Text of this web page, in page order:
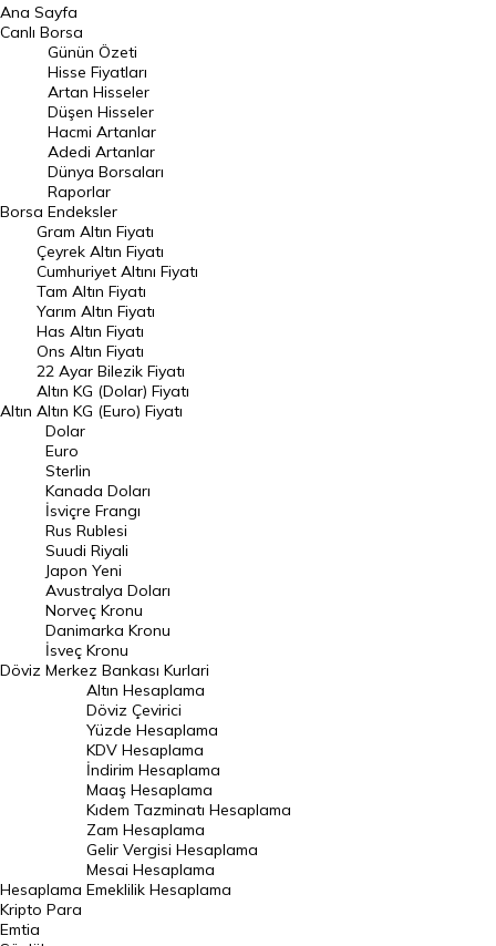
BIST 100 Hisseleri
En Çok Artan Hisseler
En Çok Düşen Hisseler
Hacmi Artanlar
Geçmiş Kapanışlar
Dünya Borsaları
Raporlar
Endeksler
DÖVİZ
Döviz Kuru
Dolar Kuru
Euro Kuru
Pound Kuru
Frank Kuru
Riyal Kuru
Avustralya Doları
Danimarka Kronu Kuru
Kanada Doları Kuru
Norveç Kronu Kuru
İsveç Kronu Kuru
Japon Yeni Kuru
Serbest Piyasa Döviz Kurları
Merkez Bankası Döviz Kurları
Altın Fiyatları
Gram Altın Fiyatı
Ana Sayfa
Canlı Borsa
Borsa
Günün Özeti
Hisse Fiyatları
Artan Hisseler
Düşen Hisseler
Hacmi Artanlar
Adedi Artanlar
Dünya Borsaları
Raporlar
Endeksler
Altın
Gram Altın Fiyatı
Çeyrek Altın Fiyatı
Cumhuriyet Altını Fiyatı
Tam Altın Fiyatı
Yarım Altın Fiyatı
Has Altın Fiyatı
Ons Altın Fiyatı
22 Ayar Bilezik Fiyatı
Altın KG (Dolar) Fiyatı
Altın KG (Euro) Fiyatı
Döviz
Dolar
Euro
Sterlin
Kanada Doları
İsviçre Frangı
Rus Rublesi
Suudi Riyali
Japon Yeni
Avustralya Doları
Norveç Kronu
Danimarka Kronu
İsveç Kronu
Merkez Bankası Kurlari
Hesaplama
Altın Hesaplama
Döviz Çevirici
Yüzde Hesaplama
KDV Hesaplama
İndirim Hesaplama
Maaş Hesaplama
Kıdem Tazminatı Hesaplama
Zam Hesaplama
Gelir Vergisi Hesaplama
Mesai Hesaplama
Emeklilik Hesaplama
Kripto Para
Emtia